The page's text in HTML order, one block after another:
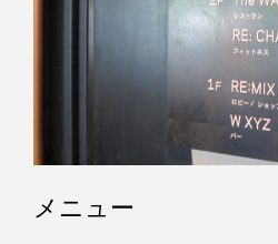
メニュー